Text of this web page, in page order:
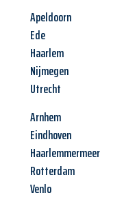
Apeldoorn
Ede
Haarlem
Nijmegen
Utrecht
Arnhem
Eindhoven
Haarlemmermeer
Rotterdam
Venlo